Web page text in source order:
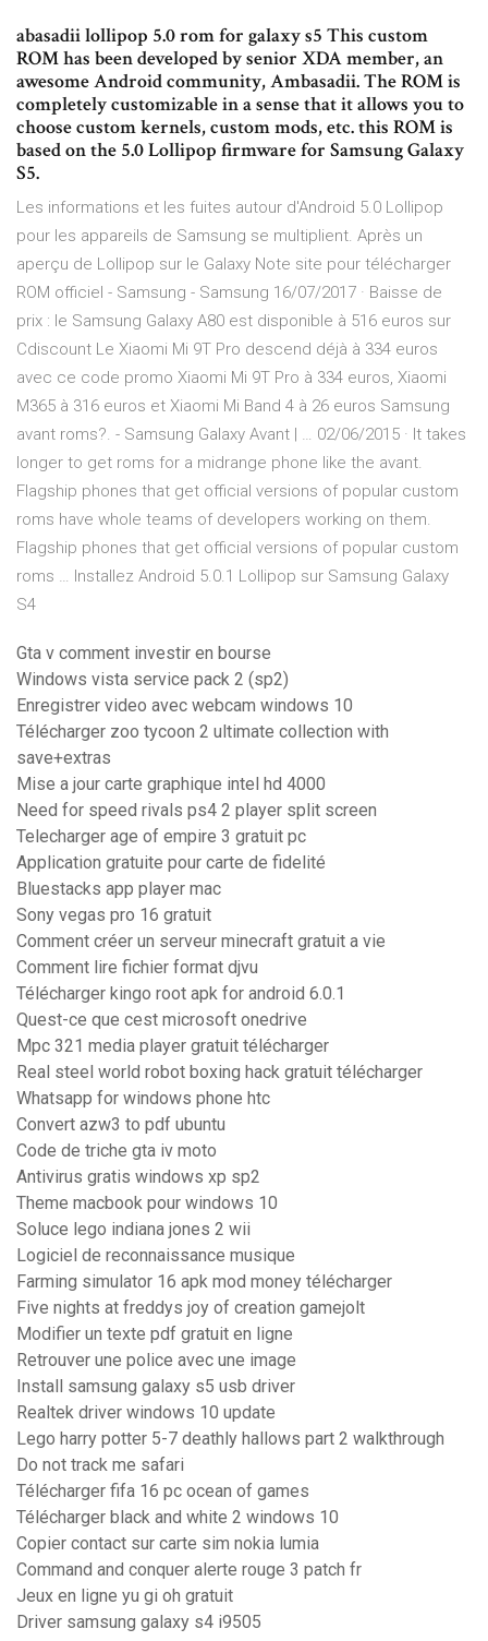
abasadii lollipop 5.0 rom for galaxy s5 This custom
ROM has been developed by senior XDA member, an
awesome Android community, Ambasadii. The ROM is
completely customizable in a sense that it allows you to
choose custom kernels, custom mods, etc. this ROM is
based on the 5.0 Lollipop firmware for Samsung Galaxy
S5.
Les informations et les fuites autour d'Android 5.0 Lollipop
pour les appareils de Samsung se multiplient. Après un
aperçu de Lollipop sur le Galaxy Note site pour télécharger
ROM officiel - Samsung - Samsung 16/07/2017 · Baisse de
prix : le Samsung Galaxy A80 est disponible à 516 euros sur
Cdiscount Le Xiaomi Mi 9T Pro descend déjà à 334 euros
avec ce code promo Xiaomi Mi 9T Pro à 334 euros, Xiaomi
M365 à 316 euros et Xiaomi Mi Band 4 à 26 euros Samsung
avant roms?. - Samsung Galaxy Avant | … 02/06/2015 · It takes
longer to get roms for a midrange phone like the avant.
Flagship phones that get official versions of popular custom
roms have whole teams of developers working on them.
Flagship phones that get official versions of popular custom
roms … Installez Android 5.0.1 Lollipop sur Samsung Galaxy
S4
Gta v comment investir en bourse
Windows vista service pack 2 (sp2)
Enregistrer video avec webcam windows 10
Télécharger zoo tycoon 2 ultimate collection with
save+extras
Mise a jour carte graphique intel hd 4000
Need for speed rivals ps4 2 player split screen
Telecharger age of empire 3 gratuit pc
Application gratuite pour carte de fidelité
Bluestacks app player mac
Sony vegas pro 16 gratuit
Comment créer un serveur minecraft gratuit a vie
Comment lire fichier format djvu
Télécharger kingo root apk for android 6.0.1
Quest-ce que cest microsoft onedrive
Mpc 321 media player gratuit télécharger
Real steel world robot boxing hack gratuit télécharger
Whatsapp for windows phone htc
Convert azw3 to pdf ubuntu
Code de triche gta iv moto
Antivirus gratis windows xp sp2
Theme macbook pour windows 10
Soluce lego indiana jones 2 wii
Logiciel de reconnaissance musique
Farming simulator 16 apk mod money télécharger
Five nights at freddys joy of creation gamejolt
Modifier un texte pdf gratuit en ligne
Retrouver une police avec une image
Install samsung galaxy s5 usb driver
Realtek driver windows 10 update
Lego harry potter 5-7 deathly hallows part 2 walkthrough
Do not track me safari
Télécharger fifa 16 pc ocean of games
Télécharger black and white 2 windows 10
Copier contact sur carte sim nokia lumia
Command and conquer alerte rouge 3 patch fr
Jeux en ligne yu gi oh gratuit
Driver samsung galaxy s4 i9505